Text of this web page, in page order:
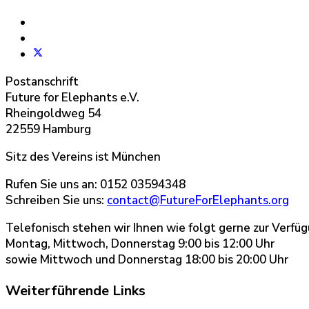
Postanschrift
Future for Elephants e.V.
Rheingoldweg 54
22559 Hamburg
Sitz des Vereins ist München
Rufen Sie uns an: 0152 03594348
Schreiben Sie uns: contact@FutureForElephants.org
Telefonisch stehen wir Ihnen wie folgt gerne zur
Montag, Mittwoch, Donnerstag 9:00 bis 12:00 Uhr
sowie Mittwoch und Donnerstag 18:00 bis 20:00 Uhr
Weiterführende Links